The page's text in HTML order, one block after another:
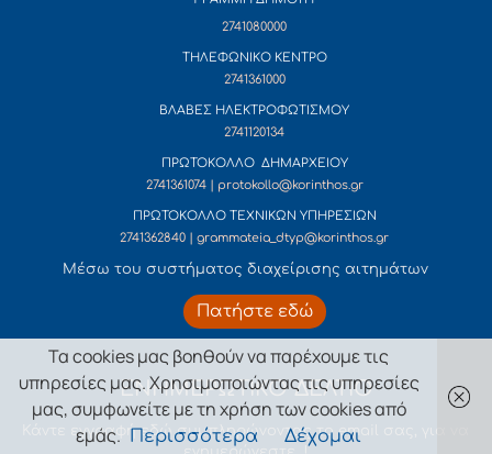
2741080000
ΤΗΛΕΦΩΝΙΚΟ ΚΕΝΤΡΟ
2741361000
ΒΛΑΒΕΣ ΗΛΕΚΤΡΟΦΩΤΙΣΜΟΥ
2741120134
ΠΡΩΤΟΚΟΛΛΟ ΔΗΜΑΡΧΕΙΟΥ
2741361074 | protokollo@korinthos.gr
ΠΡΩΤΟΚΟΛΛΟ ΤΕΧΝΙΚΩΝ ΥΠΗΡΕΣΙΩΝ
2741362840 | grammateia_dtyp@korinthos.gr
Mέσω του συστήματος διαχείρισης αιτημάτων
Πατήστε εδώ
ΕΝΗΜΕΡΩΤΙΚΟ ΔΕΛΤΙΟ
Κάντε εγγραφή εδώ συμπληρώνοντας το email σας, για να
Τα cookies μας βοηθούν να παρέχουμε τις
υπηρεσίες μας. Χρησιμοποιώντας τις υπηρεσίες
μας, συμφωνείτε με τη χρήση των cookies από
εμάς.
Περισσότερα Δέχομαι